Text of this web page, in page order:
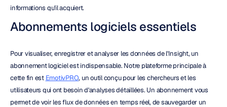
informations qu'il acquiert.
Abonnements logiciels essentiels
Pour visualiser, enregistrer et analyser les données de l'Insight, un
abonnement logiciel est indispensable. Notre plateforme principale à
cette fin est EmotivPRO, un outil conçu pour les chercheurs et les
utilisateurs qui ont besoin d'analyses détaillées. Un abonnement vous
permet de voir les flux de données en temps réel, de sauvegarder un